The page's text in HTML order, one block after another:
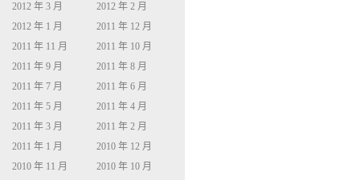
2012 年 3 月
2012 年 2 月
2012 年 1 月
2011 年 12 月
2011 年 11 月
2011 年 10 月
2011 年 9 月
2011 年 8 月
2011 年 7 月
2011 年 6 月
2011 年 5 月
2011 年 4 月
2011 年 3 月
2011 年 2 月
2011 年 1 月
2010 年 12 月
2010 年 11 月
2010 年 10 月